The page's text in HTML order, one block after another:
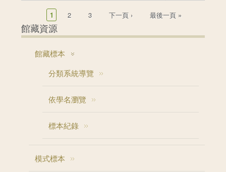
1 2 3 下一頁 › 最後一頁 »
館藏資源
館藏標本
分類系統導覽
依學名瀏覽
標本紀錄
模式標本